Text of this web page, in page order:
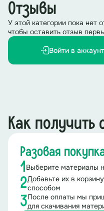
Отзывы
У этой категории пока нет
чтобы оставить отзыв
Войти в
Как получить
Разовая
1 Выберите материалы
2Добавьте их в
способом
3После оплаты мы
для скачивания